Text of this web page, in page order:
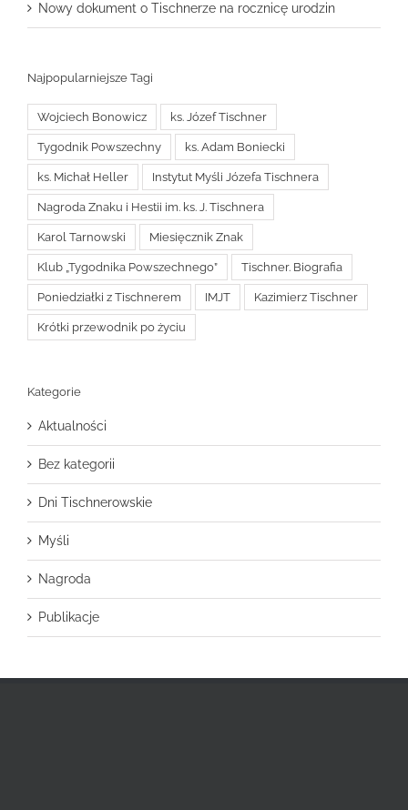
Nowy dokument o Tischnerze na rocznicę urodzin
Najpopularniejsze Tagi
Wojciech Bonowicz ks. Józef Tischner
Tygodnik Powszechny ks. Adam Boniecki
ks. Michał Heller Instytut Myśli Józefa Tischnera
Nagroda Znaku i Hestii im. ks. J. Tischnera
Karol Tarnowski Miesięcznik Znak
Klub „Tygodnika Powszechnego” Tischner. Biografia
Poniedziałki z Tischnerem IMJT Kazimierz Tischner
Krótki przewodnik po życiu
Kategorie
Aktualności
Bez kategorii
Dni Tischnerowskie
Myśli
Nagroda
Publikacje